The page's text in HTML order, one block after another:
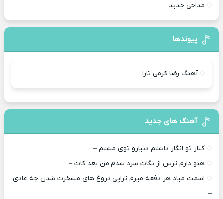
مداحی جدید
پیوندها
آهنگ رضا کرمی تارا
آهنگ های جدید
کنار تو انگار داشتم دنیارو توی مشتم –
هنو دارم ترس از نگات سرد شدم من بعد کات –
اسمت میاد هر دفعه میرم تراپی دروغ‌ های مسخرت شدن چه عادی
–